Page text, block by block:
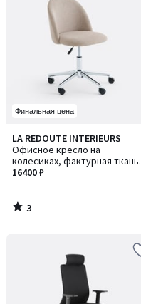
Финальная цена
LA REDOUTE INTERIEURS
Офисное кресло на
колесиках, фактурная ткань,
BRITTY / БРИТТИ
16400 ₽
3
/
5
3
/